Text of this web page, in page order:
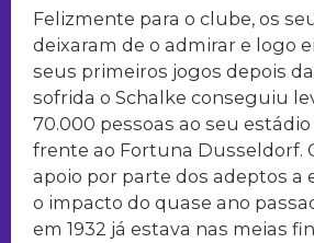
Felizmente para o clube, os
deixaram de o admirar e logo
seus primeiros jogos depois
sofrida o Schalke conseguiu
70.000 pessoas ao seu
frente ao Fortuna Dusseldorf.
apoio por parte dos adeptos a
o impacto do quase ano
em 1932 já estava nas meias